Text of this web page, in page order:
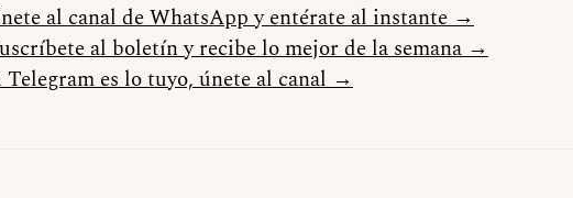
al canal de WhatsApp y entérate al instante →
al boletín y recibe lo mejor de la semana →
Telegram es lo tuyo, únete al canal →